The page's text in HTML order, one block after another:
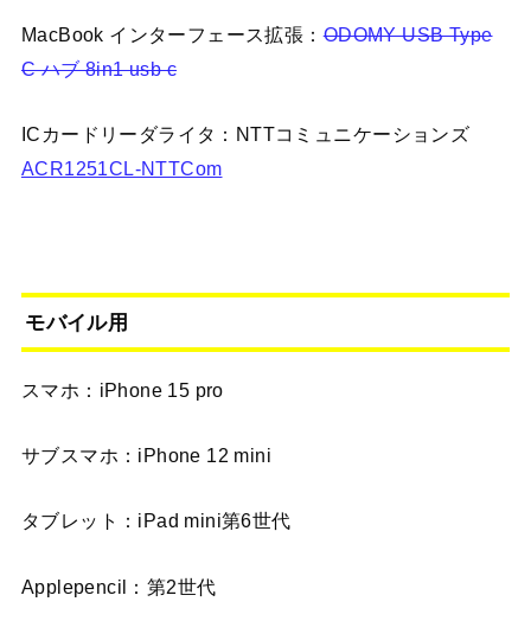
MacBook インターフェース拡張：ODOMY USB Type
C ハブ 8in1 usb c
ICカードリーダライタ：NTTコミュニケーションズ
ACR1251CL-NTTCom
モバイル用
スマホ：iPhone 15 pro
サブスマホ：iPhone 12 mini
タブレット：iPad mini第6世代
Applepencil：第2世代